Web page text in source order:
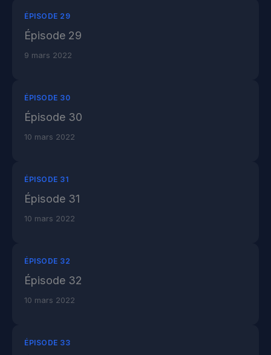
ÉPISODE 29
Épisode 29
9 mars 2022
ÉPISODE 30
Épisode 30
10 mars 2022
ÉPISODE 31
Épisode 31
10 mars 2022
ÉPISODE 32
Épisode 32
10 mars 2022
ÉPISODE 33